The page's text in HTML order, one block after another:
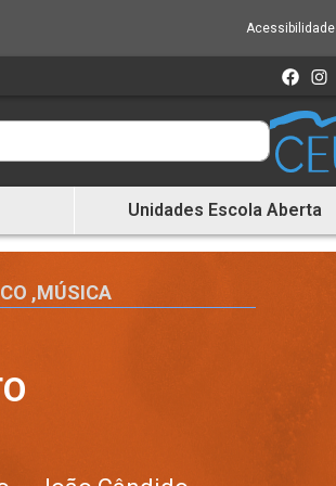
Acessibilidade
Unidades Escola Aberta
,MÚSICA